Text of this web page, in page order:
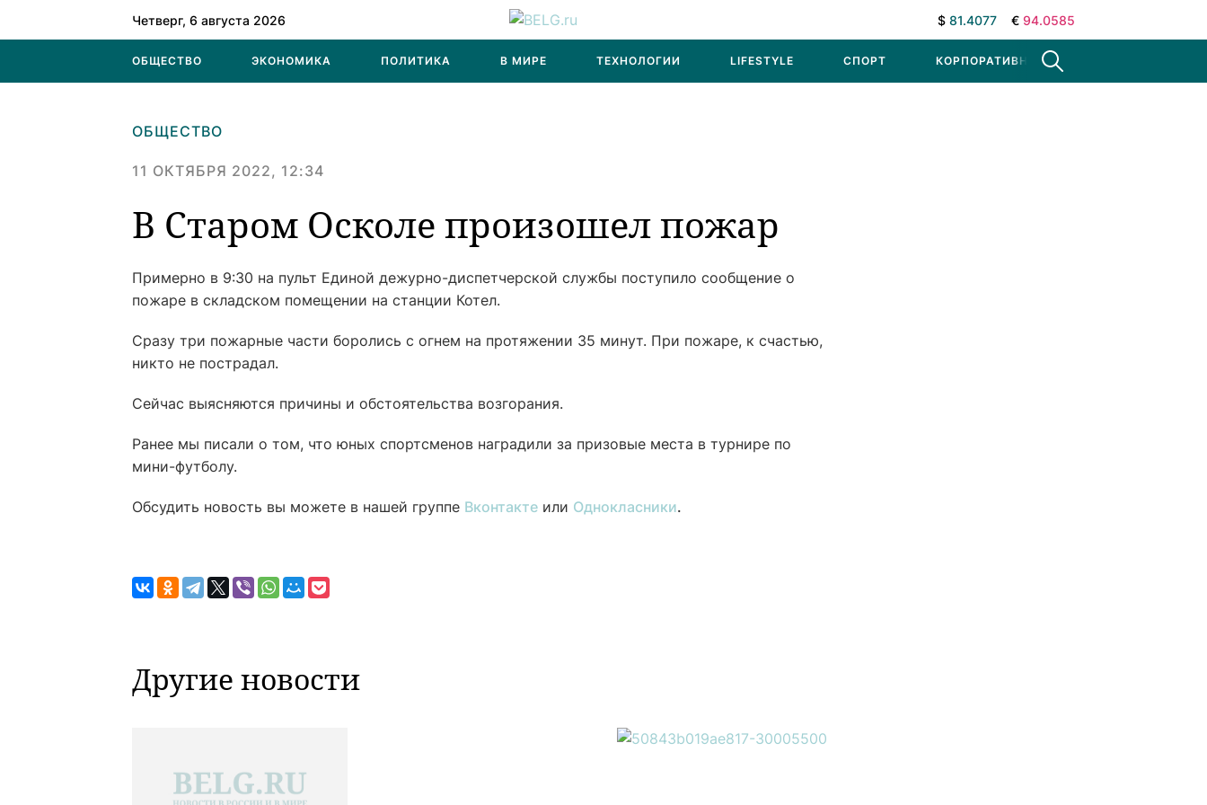
Четверг, 6 августа 2026 $ 81.4077 € 94.0585
ОБЩЕСТВО ЭКОНОМИКА ПОЛИТИКА В МИРЕ ТЕХНОЛОГИИ LIFESTYLE СПОРТ КОРПОРАТИВНЫЕ НОВОСТИ
ОБЩЕСТВО
11 ОКТЯБРЯ 2022, 12:34
В Старом Осколе произошел пожар
Примерно в 9:30 на пульт Единой дежурно-диспетчерской службы поступило сообщение о
пожаре в складском помещении на станции Котел.
Сразу три пожарные части боролись с огнем на протяжении 35 минут. При пожаре, к счастью,
никто не пострадал.
Сейчас выясняются причины и обстоятельства возгорания.
Ранее мы писали о том, что юных спортсменов наградили за призовые места в турнире по
мини-футболу.
Обсудить новость вы можете в нашей группе Вконтакте или Однокласники.
Другие новости